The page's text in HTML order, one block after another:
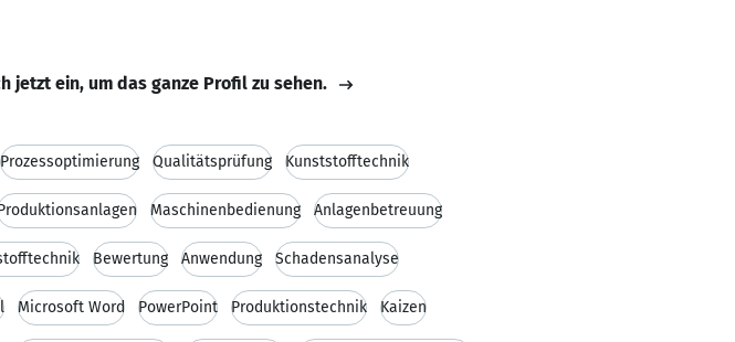
jetzt ein, um das ganze Profil zu sehen.
Prozessoptimierung Qualitätsprüfung Kunststofftechnik
Maschinenbedienung Anlagenbetreuung
Bewertung Anwendung Schadensanalyse
Microsoft Word PowerPoint Produktionstechnik Kaizen